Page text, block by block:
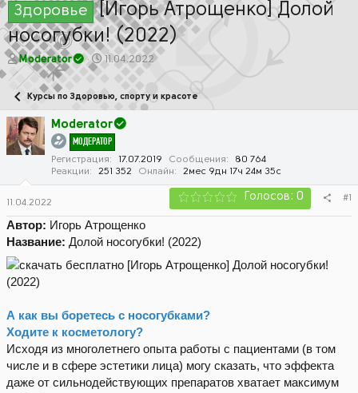
Здоровье [Игорь Атрощенко] Долой
носогубки! (2022)
А
т
о
р
т
е
Moderator
Д
а
а
ч
а
л
а
11.04.2022
Курсы по Здоровью, спорту и красоте
Moderator
МОДЕРАТОР
Регистрация 17.07.2019 Сообщения
80 764
Реакции
251 352 Онлайн 2мес 9дн 17ч 24м 35с
11.04.2022 Голосов: 0 #1
Автор: Игорь Атрощенко
Название: Долой носогубки! (2022)
А как вы боретесь с носогубками?
Ходите к косметологу?
Исходя из многолетнего опыта работы с пациентами (в том
числе и в сфере эстетики лица) могу сказать, что эффекта
даже от сильнодействующих препаратов хватает максимум